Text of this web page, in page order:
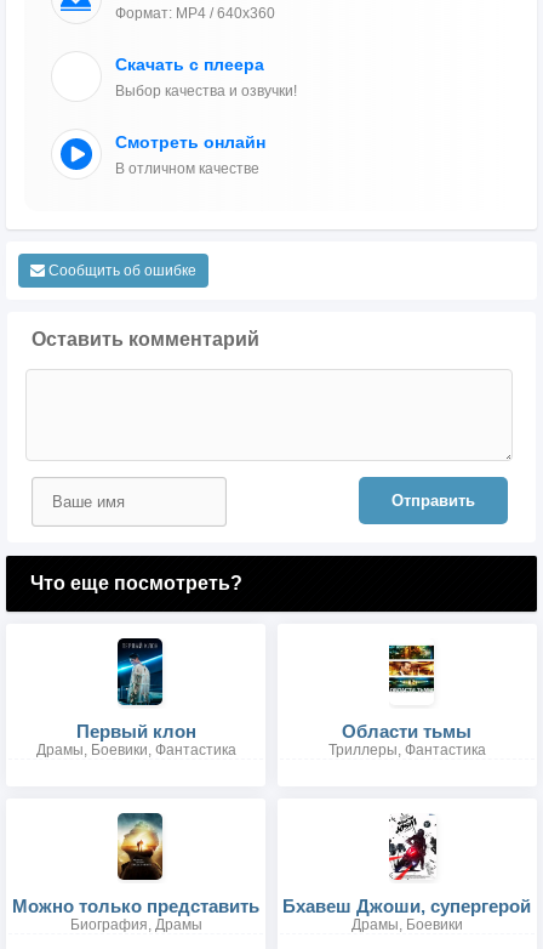
Формат: MP4 / 640x360
Скачать с плеера
Выбор качества и озвучки!
Смотреть онлайн
В отличном качестве
Сообщить об ошибке
Оставить комментарий
Отправить
Что еще посмотреть?
Первый клон
Драмы, Боевики, Фантастика
Области тьмы
Триллеры, Фантастика
Можно только представить
Биография, Драмы
Бхавеш Джоши, супергерой
Драмы, Боевики